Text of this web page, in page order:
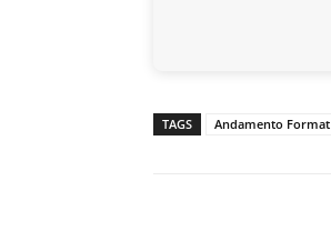
TAGS Andamento Format